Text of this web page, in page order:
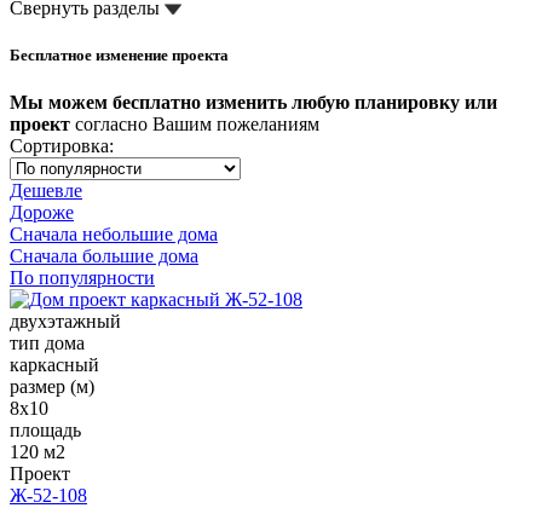
Свернуть разделы
Бесплатное изменение проекта
Мы можем бесплатно изменить любую планировку или
проект согласно Вашим пожеланиям
Сортировка:
Дешевле
Дороже
Сначала небольшие дома
Сначала большие дома
По популярности
двухэтажный
тип дома
каркасный
размер (м)
8х10
площадь
120 м2
Проект
Ж-52-108